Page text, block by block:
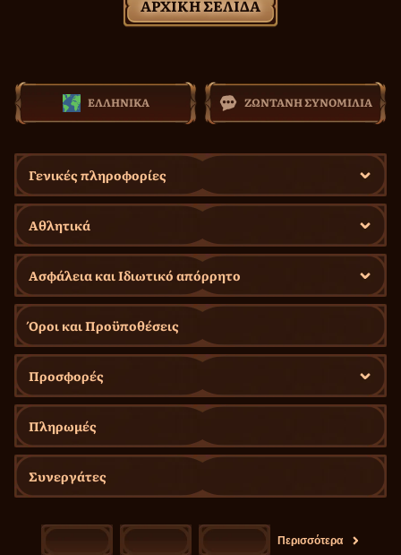
ΑΡΧΙΚΉ ΣΕΛΊΔΑ
ΕΛΛΗΝΙΚΆ ΖΩΝΤΑΝΉ ΣΥΝΟΜΙΛΊΑ
Γενικές πληροφορίες
Αθλητικά
Ασφάλεια και Ιδιωτικό απόρρητο
Όροι και Προϋποθέσεις
Προσφορές
Πληρωμές
Συνεργάτες
Περισσότερα